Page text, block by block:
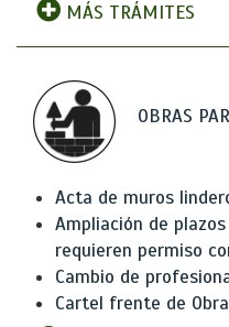
MÁS TRÁMITES
OBRAS
Acta de muros
Ampliación de
requieren permiso
Cambio de
Cartel frente de Obra